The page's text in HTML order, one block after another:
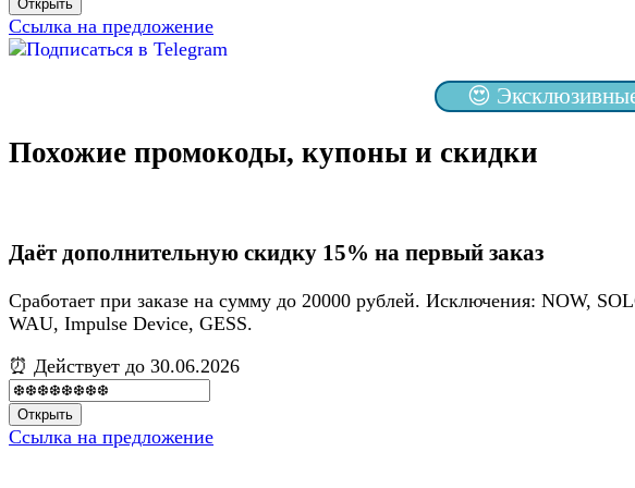
Открыть
Ссылка на предложение
😍
Похожие промокоды, купоны и скидки
Даёт дополнительную скидку 15% на первый заказ
Сработает при заказе на сумму до 20000 рублей. Исключения: NOW,
WAU, Impulse Device, GESS.
⏰ Действует до 30.06.2026
Открыть
Ссылка на предложение